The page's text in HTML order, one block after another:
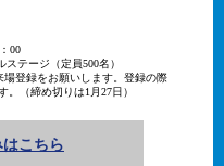
00
テージ（定員500名）
登録をお願いします。登録の際
（締め切りは1月27日）
こちら